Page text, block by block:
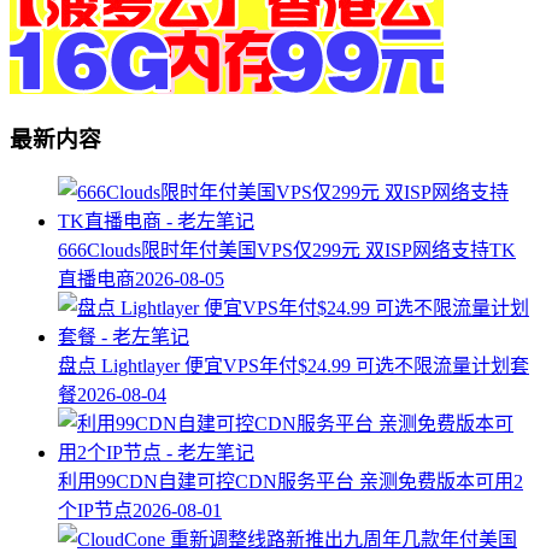
最新内容
666Clouds限时年付美国VPS仅299元 双ISP网络支持TK
直播电商2026-08-05
盘点 Lightlayer 便宜VPS年付$24.99 可选不限流量计划套
餐2026-08-04
利用99CDN自建可控CDN服务平台 亲测免费版本可用2
个IP节点2026-08-01